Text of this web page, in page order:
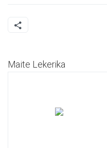
Maite Lekerika